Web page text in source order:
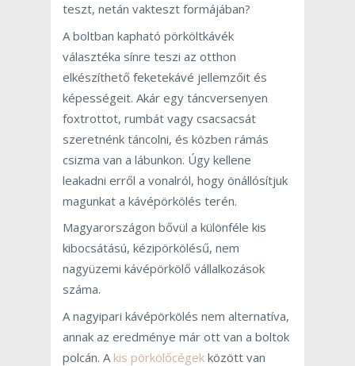
teszt, netán vakteszt formájában?
A boltban kapható pörköltkávék
választéka sínre teszi az otthon
elkészíthető feketekávé jellemzőit és
képességeit. Akár egy táncversenyen
foxtrottot, rumbát vagy csacsacsát
szeretnénk táncolni, és közben rámás
csizma van a lábunkon. Úgy kellene
leakadni erről a vonalról, hogy önállósítjuk
magunkat a kávépörkölés terén.
Magyarországon bővül a különféle kis
kibocsátású, kézipörkölésű, nem
nagyüzemi kávépörkölő vállalkozások
száma.
A nagyipari kávépörkölés nem alternatíva,
annak az eredménye már ott van a boltok
polcán. A kis pörkölőcégek között van